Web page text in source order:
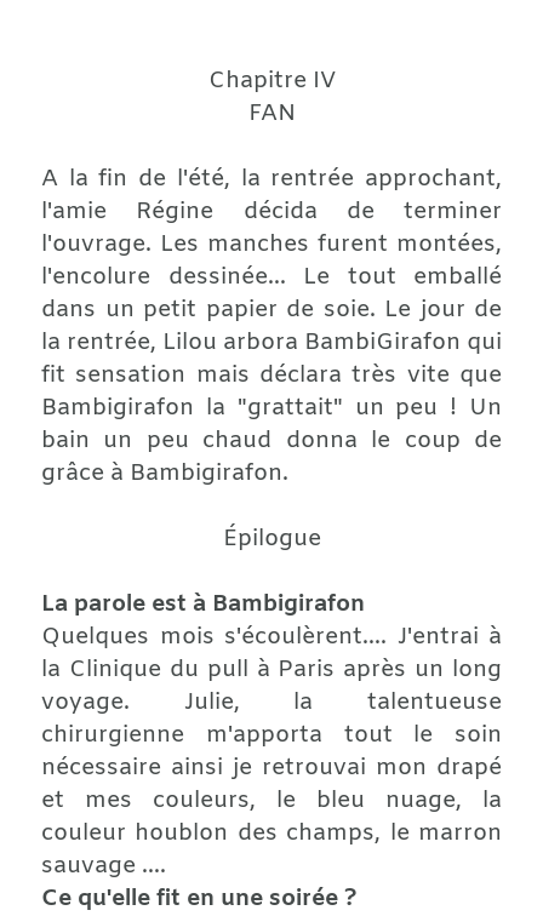
Chapitre IV
FAN
A la fin de l'été, la rentrée approchant,
l'amie Régine décida de terminer
l'ouvrage. Les manches furent montées,
l'encolure dessinée... Le tout emballé
dans un petit papier de soie. Le jour de
la rentrée, Lilou arbora BambiGirafon qui
fit sensation mais déclara très vite que
Bambigirafon la "grattait" un peu ! Un
bain un peu chaud donna le coup de
grâce à Bambigirafon.
Épilogue
La parole est à Bambigirafon
Quelques mois s'écoulèrent.... J'entrai à
la Clinique du pull à Paris après un long
voyage. Julie, la talentueuse
chirurgienne m'apporta tout le soin
nécessaire ainsi je retrouvai mon drapé
et mes couleurs, le bleu nuage, la
couleur houblon des champs, le marron
sauvage ....
Ce qu'elle fit en une soirée ?